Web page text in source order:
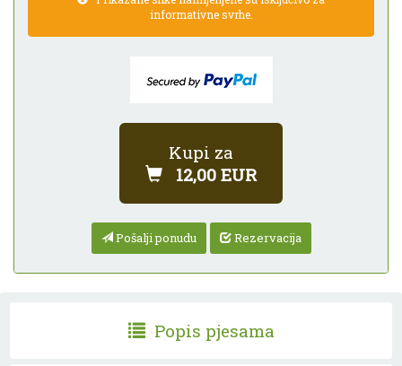
informativne svrhe.
Kupi za
12,00 EUR
Pošalji ponudu Rezervacija
Popis pjesama